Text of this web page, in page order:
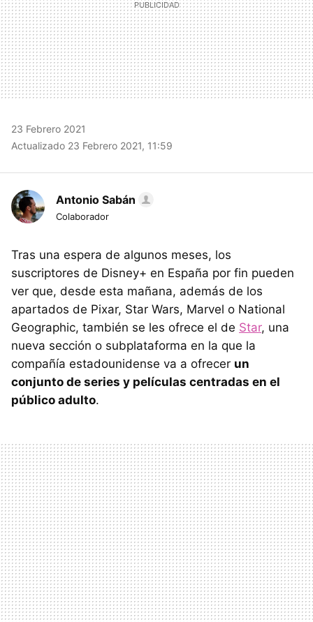
23 Febrero 2021
Actualizado 23 Febrero 2021, 11:59
Antonio Sabán
Colaborador
Tras una espera de algunos meses, los
suscriptores de Disney+ en España por fin pueden
ver que, desde esta mañana, además de los
apartados de Pixar, Star Wars, Marvel o National
Geographic, también se les ofrece el de Star, una
nueva sección o subplataforma en la que la
compañía estadounidense va a ofrecer un
conjunto de series y películas centradas en el
público adulto.